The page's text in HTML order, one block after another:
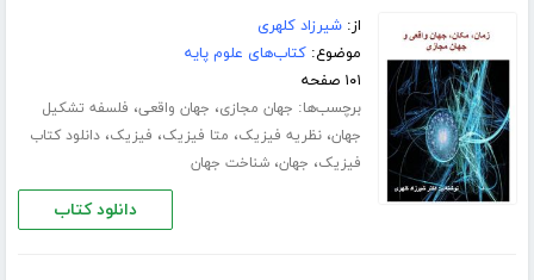
از:شیرزاد کلهری
موضوع:کتاب‌های علوم پایه
۱۰۱ صفحه
برچسب‌ها: جهان مجازی، جهان واقعی، فلسفه تشکیل
جهان،نظریه فیزیک، متا فیزیک، فیزیک،دانلود کتاب
فیزیک، جهان،شناخت جهان
دانلود کتاب